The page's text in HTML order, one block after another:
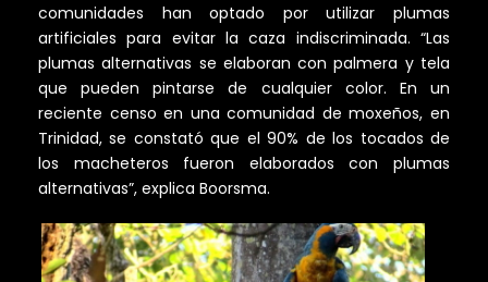
comunidades han optado por utilizar plumas
artificiales para evitar la caza indiscriminada. “Las
plumas alternativas se elaboran con palmera y tela
que pueden pintarse de cualquier color. En un
reciente censo en una comunidad de moxeños, en
Trinidad, se constató que el 90% de los tocados de
los macheteros fueron elaborados con plumas
alternativas”, explica Boorsma.